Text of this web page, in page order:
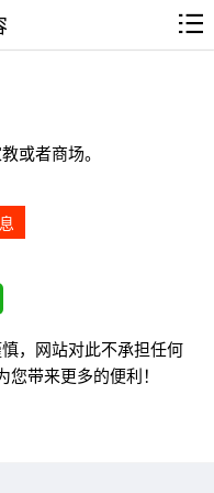
或者商场。
，网站对此不承担任何
带来更多的便利！